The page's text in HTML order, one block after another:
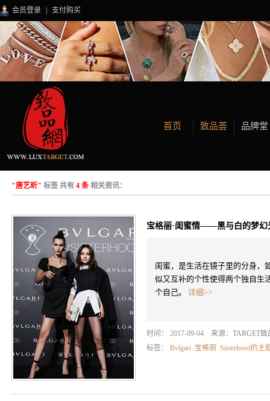
会员登录 支付购买
首页 致品荟 品牌堂
"唐艺昕" 标签 共有 4 条相关资讯：
宝格丽·闺蜜情——黑与白的梦幻
闺蜜，是生活在镜子里的分身，
似又互补的个性使得两个独自生
个自己。 详细>>
时间： 2017-09-04 来源： TARGET致
标签： Bvlgari 宝格丽 Sisterhood的主